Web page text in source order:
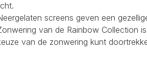
screens geven een
van de Rainbow Collection
van de zonwering kunt